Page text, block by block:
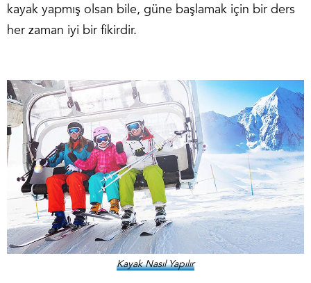
kayak yapmış olsan bile, güne başlamak için bir ders
her zaman iyi bir fikirdir.
Kayak Nasıl Yapılır